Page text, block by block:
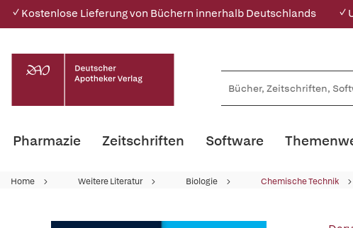
✓ Kostenlose Lieferung von Büchern innerhalb Deutschlands ✓
Pharmazie Zeitschriften Software
Home Weitere Literatur Biologie Chemische Technik